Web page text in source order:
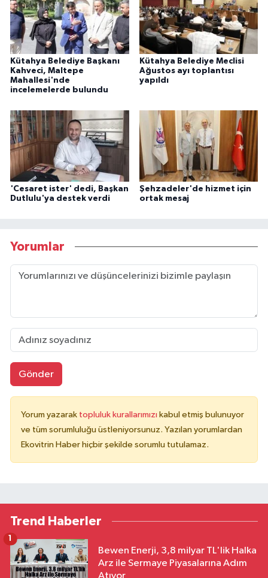
Kütahya Belediye Başkanı
Kahveci, Maltepe
Mahallesi'nde
incelemelerde bulundu
Kütahya Belediye Meclisi
Ağustos ayı toplantısı
yapıldı
'Cesaret ister' dedi, Başkan
Dutlulu'ya destek verdi
Şehzadeler'de hizmet için
ortak mesaj
Yorumlar
Gönder
Yorum yazarak topluluk kurallarımızı kabul etmiş bulunuyor
ve tüm sorumluluğu üstleniyorsunuz. Yazılan yorumlardan
Ekovitrin Haber hiçbir şekilde sorumlu tutulamaz.
Trend Haberler
Bewen Enerji, 3,8 milyar TL'lik Halka
Arz ile Sermaye Piyasalarına Adım
Atıyor
1